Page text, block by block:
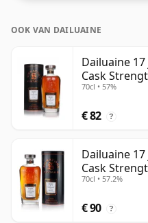
OOK VAN DAILUAINE
Dailuaine
Cask
70cl • 57%
€ 82 ?
Dailuaine
Cask
70cl • 57.2%
€ 90 ?